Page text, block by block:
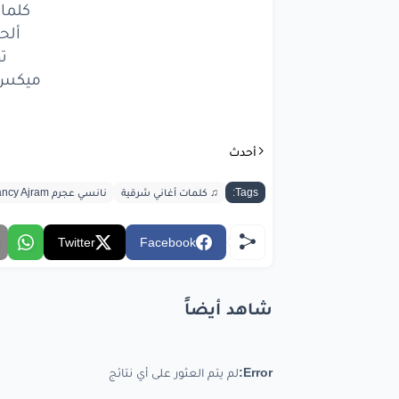
وانا
ميكس
أحدث
Tags: ♫ كلمات أغاني شرقية نانسي عجرم Nancy Ajram
Facebook
Twitter
شاهد أيضاً
Error: لم يتم العثور على أي نتائج